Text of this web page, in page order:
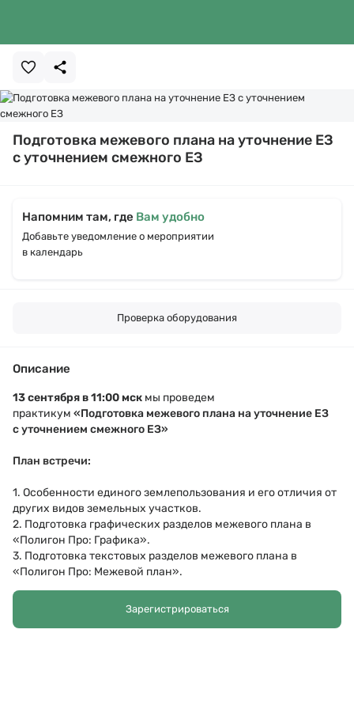
Подготовка межевого плана на уточнение ЕЗ
с уточнением смежного ЕЗ
Напомним там, где Вам удобно
Добавьте уведомление о мероприятии
в календарь
Проверка оборудования
Описание
13 сентября в 11:00 мск мы проведем
практикум «Подготовка межевого плана на уточнение ЕЗ
с уточнением смежного ЕЗ»
План встречи:
1. Особенности единого землепользования и его отличия от
других видов земельных участков.
2. Подготовка графических разделов межевого плана в
«Полигон Про: Графика».
3. Подготовка текстовых разделов межевого плана в
«Полигон Про: Межевой план».
4.Ответы на вопросы.
Зарегистрироваться